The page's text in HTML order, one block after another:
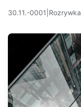
30.11.-0001 Rozrywka